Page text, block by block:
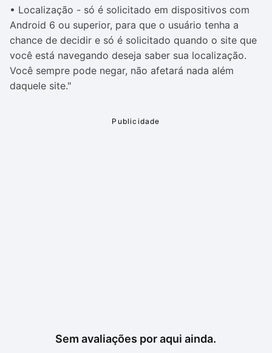
• Localização - só é solicitado em dispositivos com
Android 6 ou superior, para que o usuário tenha a
chance de decidir e só é solicitado quando o site que
você está navegando deseja saber sua localização.
Você sempre pode negar, não afetará nada além
daquele site."
Sem avaliações por aqui ainda.